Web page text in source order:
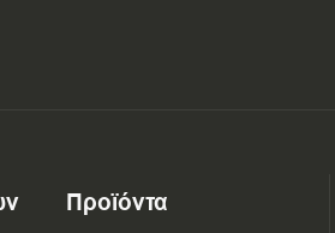
Προϊόντα